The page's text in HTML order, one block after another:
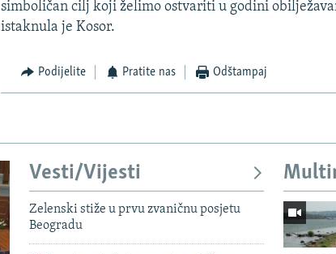
simboličan cilj koji želimo ostvariti u godini
istaknula je Kosor.
Podijelite Pratite nas Odštampaj
Vesti/Vijesti
Zelenski stiže u prvu zvaničnu posjetu
Beogradu